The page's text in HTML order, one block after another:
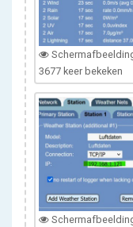
3677 keer bekeken